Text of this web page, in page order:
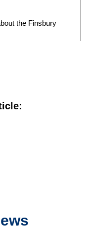
the Finsbury